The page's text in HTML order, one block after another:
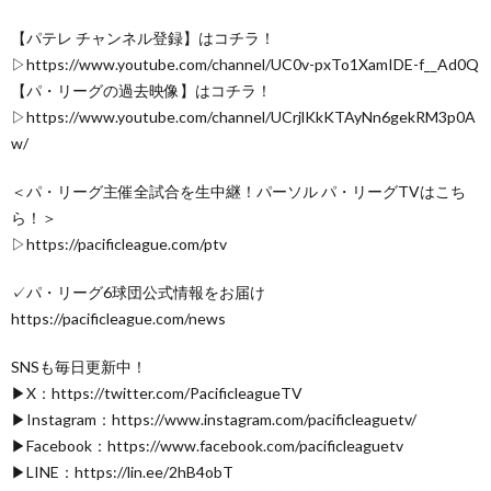
【パテレ チャンネル登録】はコチラ！
▷https://www.youtube.com/channel/UC0v-pxTo1XamIDE-f__Ad0Q
【パ・リーグの過去映像】はコチラ！
▷https://www.youtube.com/channel/UCrjlKkKTAyNn6gekRM3p0A
w/
＜パ・リーグ主催全試合を生中継！パーソル パ・リーグTVはこち
ら！＞
▷https://pacificleague.com/ptv
✓パ・リーグ6球団公式情報をお届け
https://pacificleague.com/news
SNSも毎日更新中！
▶X：https://twitter.com/PacificleagueTV
▶Instagram：https://www.instagram.com/pacificleaguetv/
▶Facebook：https://www.facebook.com/pacificleaguetv
▶LINE：https://lin.ee/2hB4obT